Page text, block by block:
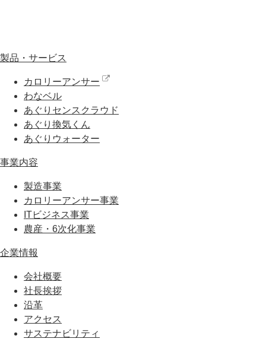
製品・サービス
カロリーアンサー
わなベル
あぐりセンスクラウド
あぐり換気くん
あぐりウォーター
事業内容
製造事業
カロリーアンサー事業
ITビジネス事業
農産・6次化事業
企業情報
会社概要
社長挨拶
沿革
アクセス
サステナビリティ